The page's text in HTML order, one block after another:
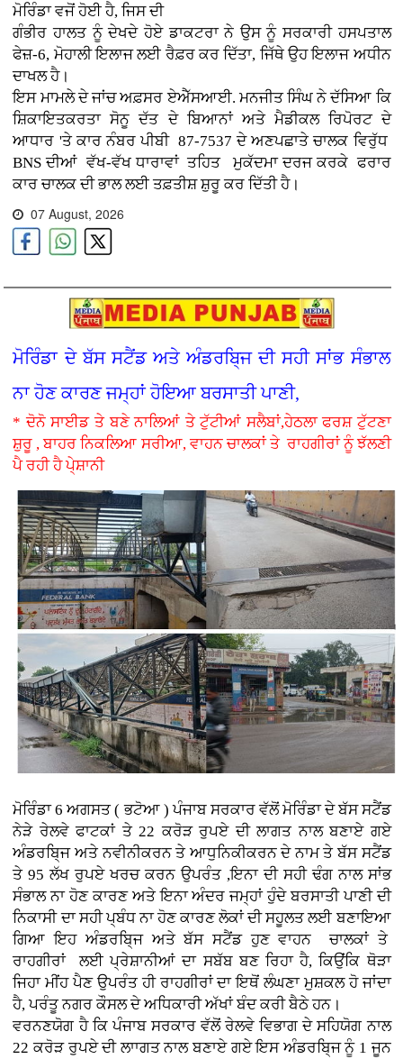
ਮੋਰਿੰਡਾ ਵਜੋਂ ਹੋਈ ਹੈ, ਜਿਸ ਦੀ
ਗੰਭੀਰ ਹਾਲਤ ਨੂੰ ਦੇਖਦੇ ਹੋਏ ਡਾਕਟਰਾ ਨੇ ਉਸ ਨੂੰ ਸਰਕਾਰੀ ਹਸਪਤਾਲ
ਫੇਜ਼-6, ਮੋਹਾਲੀ ਇਲਾਜ ਲਈ ਰੈਫ਼ਰ ਕਰ ਦਿੱਤਾ, ਜਿੱਥੇ ਉਹ ਇਲਾਜ ਅਧੀਨ
ਦਾਖਲ ਹੈ।
ਇਸ ਮਾਮਲੇ ਦੇ ਜਾਂਚ ਅਫ਼ਸਰ ਏਐੱਸਆਈ. ਮਨਜੀਤ ਸਿੰਘ ਨੇ ਦੱਸਿਆ ਕਿ
ਸ਼ਿਕਾਇਤਕਰਤਾ ਸੋਨੂ ਦੱਤ ਦੇ ਬਿਆਨਾਂ ਅਤੇ ਮੈਡੀਕਲ ਰਿਪੋਰਟ ਦੇ
ਆਧਾਰ 'ਤੇ ਕਾਰ ਨੰਬਰ ਪੀਬੀ 87-7537 ਦੇ ਅਣਪਛਾਤੇ ਚਾਲਕ ਵਿਰੁੱਧ
BNS ਦੀਆਂ ਵੱਖ-ਵੱਖ ਧਾਰਾਵਾਂ ਤਹਿਤ ਮੁਕੱਦਮਾ ਦਰਜ ਕਰਕੇ ਫਰਾਰ
ਕਾਰ ਚਾਲਕ ਦੀ ਭਾਲ ਲਈ ਤਫ਼ਤੀਸ਼ ਸ਼ੁਰੂ ਕਰ ਦਿੱਤੀ ਹੈ।
07 August, 2026
ਮੋਰਿੰਡਾ ਦੇ ਬੱਸ ਸਟੈਂਡ ਅਤੇ ਅੰਡਰਬਿ੍ਜ ਦੀ ਸਹੀ ਸਾਂਭ ਸੰਭਾਲ
ਨਾ ਹੋਣ ਕਾਰਣ ਜਮ੍ਹਾਂ ਹੋਇਆ ਬਰਸਾਤੀ ਪਾਣੀ,
* ਦੋਨੋ ਸਾਈਡ ਤੇ ਬਣੇ ਨਾਲਿਆਂ ਤੇ ਟੁੱਟੀਆਂ ਸਲੈਬਾਂ,ਹੇਠਲਾ ਫਰਸ਼ ਟੁੱਟਣਾ
ਸ਼ੁਰੂ , ਬਾਹਰ ਨਿਕਲਿਆ ਸਰੀਆ, ਵਾਹਨ ਚਾਲਕਾਂ ਤੇ ਰਾਹਗੀਰਾਂ ਨੂੰ ਝੱਲਣੀ
ਪੈ ਰਹੀ ਹੈ ਪੇ੍ਸ਼ਾਨੀ
ਮੋਰਿੰਡਾ 6 ਅਗਸਤ ( ਭਟੋਆ )ਪੰਜਾਬ ਸਰਕਾਰ ਵੱਲੋਂ ਮੋਰਿੰਡਾ ਦੇ ਬੱਸ ਸਟੈਂਡ
ਨੇੜੇ ਰੇਲਵੇ ਫਾਟਕਾਂ ਤੇ 22 ਕਰੋੜ ਰੁਪਏ ਦੀ ਲਾਗਤ ਨਾਲ ਬਣਾਏ ਗਏ
ਅੰਡਰਬਿ੍ਜ ਅਤੇ ਨਵੀਨੀਕਰਨ ਤੇ ਆਧੁਨਿਕੀਕਰਨ ਦੇ ਨਾਮ ਤੇ ਬੱਸ ਸਟੈਂਡ
ਤੇ 95 ਲੱਖ ਰੁਪਏ ਖਰਚ ਕਰਨ ਉਪਰੰਤ ,ਇਨਾ ਦੀ ਸਹੀ ਢੰਗ ਨਾਲ ਸਾਂਭ
ਸੰਭਾਲ ਨਾ ਹੋਣ ਕਾਰਣ ਅਤੇ ਇਨਾ ਅੰਦਰ ਜਮ੍ਹਾਂ ਹੁੰਦੇ ਬਰਸਾਤੀ ਪਾਣੀ ਦੀ
ਨਿਕਾਸੀ ਦਾ ਸਹੀ ਪ੍ਬੰਧ ਨਾ ਹੋਣ ਕਾਰਣ ਲੋਕਾਂ ਦੀ ਸਹੂਲਤ ਲਈ ਬਣਾਇਆ
ਗਿਆ ਇਹ ਅੰਡਰਬਿ੍ਜ ਅਤੇ ਬੱਸ ਸਟੈਂਡ ਹੁਣ ਵਾਹਨ ਚਾਲਕਾਂ ਤੇ
ਰਾਹਗੀਰਾਂ ਲਈ ਪ੍ਰੇਸ਼ਾਨੀਆਂ ਦਾ ਸਬੱਬ ਬਣ ਰਿਹਾ ਹੈ, ਕਿਉਂਕਿ ਥੋੜਾ
ਜਿਹਾ ਮੀਂਹ ਪੈਣ ਉਪਰੰਤ ਹੀ ਰਾਹਗੀਰਾਂ ਦਾ ਇਥੋਂ ਲੰਘਣਾ ਮੁਸ਼ਕਲ ਹੋ ਜਾਂਦਾ
ਹੈ, ਪਰੰਤੂ ਨਗਰ ਕੌਸਲ ਦੇ ਅਧਿਕਾਰੀ ਅੱਖਾਂ ਬੰਦ ਕਰੀ ਬੈਠੇ ਹਨ।
ਵਰਨਣਯੋਗ ਹੈ ਕਿ ਪੰਜਾਬ ਸਰਕਾਰ ਵੱਲੋਂ ਰੇਲਵੇ ਵਿਭਾਗ ਦੇ ਸਹਿਯੋਗ ਨਾਲ
22 ਕਰੋੜ ਰੁਪਏ ਦੀ ਲਾਾਗਤ ਨਾਲ ਬਣਾਏ ਗਏ ਇਸ ਅੰਡਰਬਿ੍ਜ ਨੂੰ 1 ਜੂਨ